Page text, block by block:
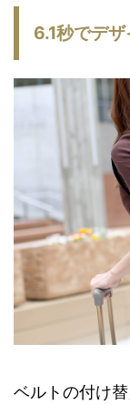
6.1秒でデ
ベルトの付け